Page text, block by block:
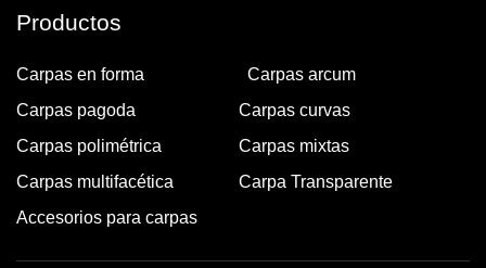
Productos
Carpas en forma
Carpas arcum
Carpas pagoda
Carpas curvas
Carpas polimétrica
Carpas mixtas
Carpas multifacética
Carpa Transparente
Accesorios para carpas